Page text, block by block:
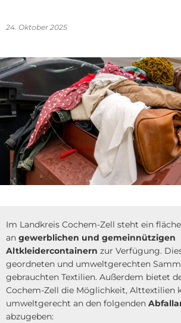
24. Oktober 2025
Im Landkreis Cochem-Zell steht ein
an gewerblichen und gemeinnützigen
Altkleidercontainern zur Verfügung.
geordneten und umweltgerechten
gebrauchten Textilien. Außerdem bietet
Cochem-Zell die Möglichkeit, Alttextilien
umweltgerecht an den folgenden
abzugeben: